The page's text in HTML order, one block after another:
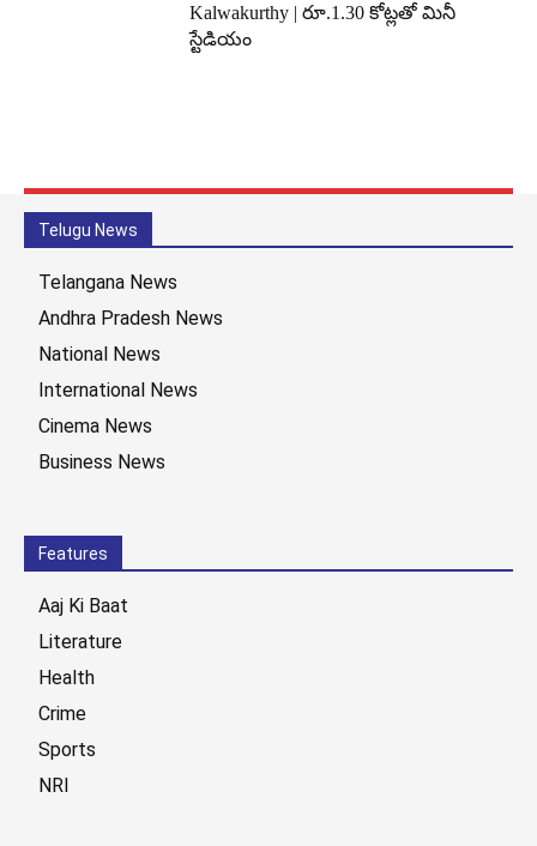
Kalwakurthy | రూ.1.30 కోట్లతో మినీ
స్టేడియం
Telugu News
Telangana News
Andhra Pradesh News
National News
International News
Cinema News
Business News
Features
Aaj Ki Baat
Literature
Health
Crime
Sports
NRI